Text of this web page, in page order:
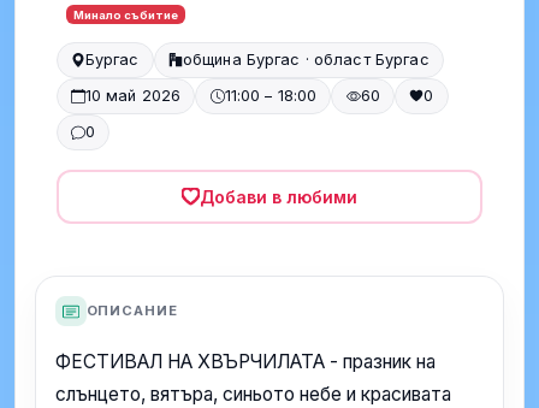
Минало събитие
Бургас
община Бургас · област Бургас
10 май 2026
11:00 – 18:00 60
0
0
Добави в любими
ОПИСАНИЕ
ФЕСТИВАЛ НА ХВЪРЧИЛАТА - празник на
слънцето, вятъра, синьото небе и красивата